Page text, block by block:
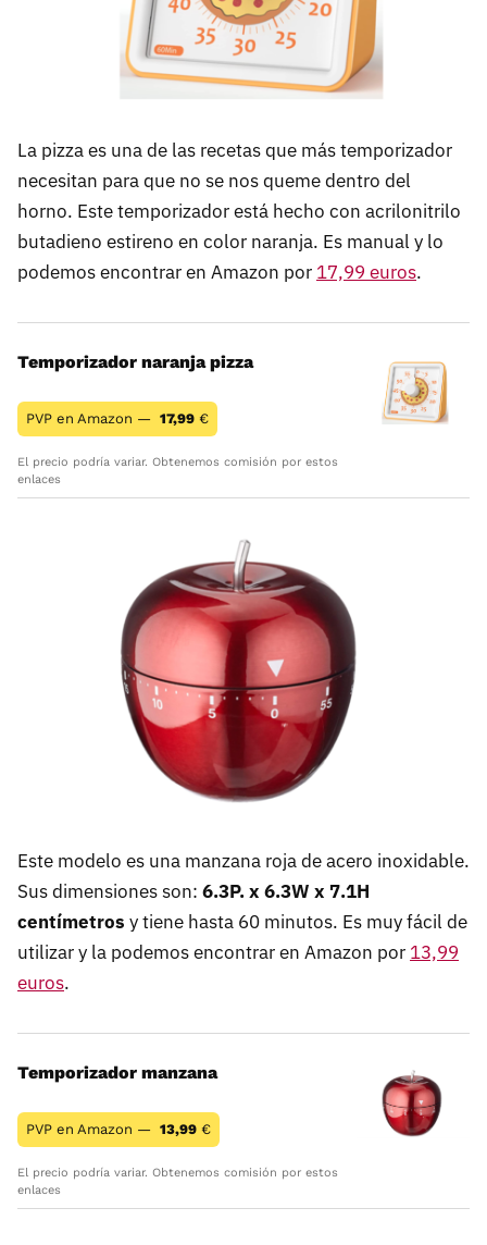
La pizza es una de las recetas que más temporizador
necesitan para que no se nos queme dentro del
horno. Este temporizador está hecho con acrilonitrilo
butadieno estireno en color naranja. Es manual y lo
podemos encontrar en Amazon por 17,99 euros.
Temporizador naranja pizza
PVP en Amazon — 17,99 €
El precio podría variar. Obtenemos comisión por estos
enlaces
Este modelo es una manzana roja de acero inoxidable.
Sus dimensiones son: 6.3P. x 6.3W x 7.1H
centímetros y tiene hasta 60 minutos. Es muy fácil de
utilizar y la podemos encontrar en Amazon por 13,99
euros.
Temporizador manzana
PVP en Amazon — 13,99 €
El precio podría variar. Obtenemos comisión por estos
enlaces